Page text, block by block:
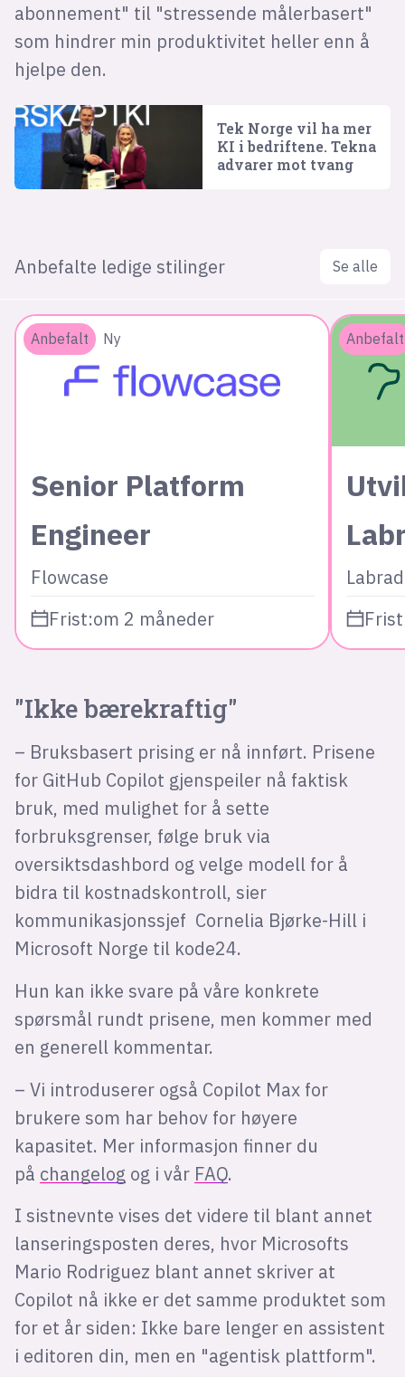
abonnement" til "stressende målerbasert"
som hindrer min produktivitet heller enn å
hjelpe den.
Tek Norge vil ha mer
KI i bedriftene. Tekna
advarer mot tvang
Anbefalte ledige stilinger Se alle
Anbefalt Ny
Senior Platform
Engineer
Flowcase
Frist:om 2 måneder
Anbefalt
"Ikke bærekraftig"
– Bruksbasert prising er nå innført. Prisene
for GitHub Copilot gjenspeiler nå faktisk
bruk, med mulighet for å sette
forbruksgrenser, følge bruk via
oversiktsdashbord og velge modell for å
bidra til kostnadskontroll, sier
kommunikasjonssjef Cornelia Bjørke-Hill i
Microsoft Norge til kode24.
Hun kan ikke svare på våre konkrete
spørsmål rundt prisene, men kommer med
en generell kommentar.
– Vi introduserer også Copilot Max for
brukere som har behov for høyere
kapasitet. Mer informasjon finner du
på changelog og i vår FAQ.
I sistnevnte vises det videre til blant annet
lanseringsposten deres, hvor Microsofts
Mario Rodriguez blant annet skriver at
Copilot nå ikke er det samme produktet som
for et år siden: Ikke bare lenger en assistent
i editoren din, men en "agentisk plattform".